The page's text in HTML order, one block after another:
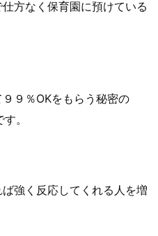
方なく保育園に預けている
９％OKをもらう秘密の
。
強く反応してくれる人を増